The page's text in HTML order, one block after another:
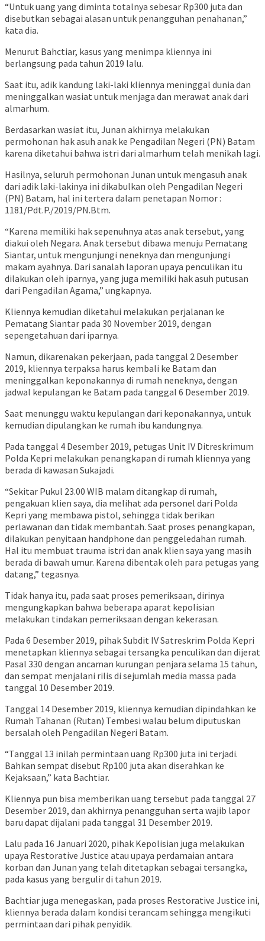
“Untuk uang yang diminta totalnya sebesar Rp300 juta dan
disebutkan sebagai alasan untuk penangguhan penahanan,”
kata dia.
Menurut Bahctiar, kasus yang menimpa kliennya ini
berlangsung pada tahun 2019 lalu.
Saat itu, adik kandung laki-laki kliennya meninggal dunia dan
meninggalkan wasiat untuk menjaga dan merawat anak dari
almarhum.
Berdasarkan wasiat itu, Junan akhirnya melakukan
permohonan hak asuh anak ke Pengadilan Negeri (PN) Batam
karena diketahui bahwa istri dari almarhum telah menikah lagi.
Hasilnya, seluruh permohonan Junan untuk mengasuh anak
dari adik laki-lakinya ini dikabulkan oleh Pengadilan Negeri
(PN) Batam, hal ini tertera dalam penetapan Nomor :
1181/Pdt.P./2019/PN.Btm.
“Karena memiliki hak sepenuhnya atas anak tersebut, yang
diakui oleh Negara. Anak tersebut dibawa menuju Pematang
Siantar, untuk mengunjungi neneknya dan mengunjungi
makam ayahnya. Dari sanalah laporan upaya penculikan itu
dilakukan oleh iparnya, yang juga memiliki hak asuh putusan
dari Pengadilan Agama,” ungkapnya.
Kliennya kemudian diketahui melakukan perjalanan ke
Pematang Siantar pada 30 November 2019, dengan
sepengetahuan dari iparnya.
Namun, dikarenakan pekerjaan, pada tanggal 2 Desember
2019, kliennya terpaksa harus kembali ke Batam dan
meninggalkan keponakannya di rumah neneknya, dengan
jadwal kepulangan ke Batam pada tanggal 6 Desember 2019.
Saat menunggu waktu kepulangan dari keponakannya, untuk
kemudian dipulangkan ke rumah ibu kandungnya.
Pada tanggal 4 Desember 2019, petugas Unit IV Ditreskrimum
Polda Kepri melakukan penangkapan di rumah kliennya yang
berada di kawasan Sukajadi.
“Sekitar Pukul 23.00 WIB malam ditangkap di rumah,
pengakuan klien saya, dia melihat ada personel dari Polda
Kepri yang membawa pistol, sehingga tidak berikan
perlawanan dan tidak membantah. Saat proses penangkapan,
dilakukan penyitaan handphone dan penggeledahan rumah.
Hal itu membuat trauma istri dan anak klien saya yang masih
berada di bawah umur. Karena dibentak oleh para petugas yang
datang,” tegasnya.
Tidak hanya itu, pada saat proses pemeriksaan, dirinya
mengungkapkan bahwa beberapa aparat kepolisian
melakukan tindakan pemeriksaan dengan kekerasan.
Pada 6 Desember 2019, pihak Subdit IV Satreskrim Polda Kepri
menetapkan kliennya sebagai tersangka penculikan dan dijerat
Pasal 330 dengan ancaman kurungan penjara selama 15 tahun,
dan sempat menjalani rilis di sejumlah media massa pada
tanggal 10 Desember 2019.
Tanggal 14 Desember 2019, kliennya kemudian dipindahkan ke
Rumah Tahanan (Rutan) Tembesi walau belum diputuskan
bersalah oleh Pengadilan Negeri Batam.
“Tanggal 13 inilah permintaan uang Rp300 juta ini terjadi.
Bahkan sempat disebut Rp100 juta akan diserahkan ke
Kejaksaan,” kata Bachtiar.
Kliennya pun bisa memberikan uang tersebut pada tanggal 27
Desember 2019, dan akhirnya penangguhan serta wajib lapor
baru dapat dijalani pada tanggal 31 Desember 2019.
Lalu pada 16 Januari 2020, pihak Kepolisian juga melakukan
upaya Restorative Justice atau upaya perdamaian antara
korban dan Junan yang telah ditetapkan sebagai tersangka,
pada kasus yang bergulir di tahun 2019.
Bachtiar juga menegaskan, pada proses Restorative Justice ini,
kliennya berada dalam kondisi terancam sehingga mengikuti
permintaan dari pihak penyidik.